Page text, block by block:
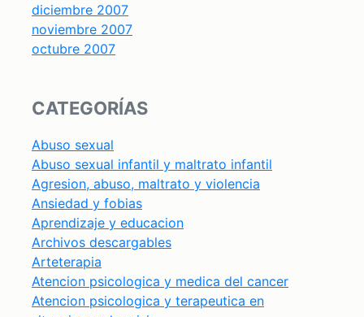
diciembre 2007
noviembre 2007
octubre 2007
CATEGORÍAS
Abuso sexual
Abuso sexual infantil y maltrato infantil
Agresion, abuso, maltrato y violencia
Ansiedad y fobias
Aprendizaje y educacion
Archivos descargables
Arteterapia
Atencion psicologica y medica del cancer
Atencion psicologica y terapeutica en